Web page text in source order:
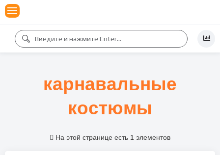
карнавальные
костюмы
На этой странице есть 1 элементов